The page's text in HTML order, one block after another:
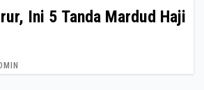
Ini 5 Tanda Mardud Haji